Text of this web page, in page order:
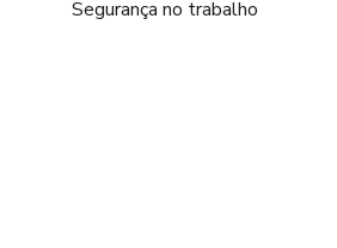
Segurança no trabalho